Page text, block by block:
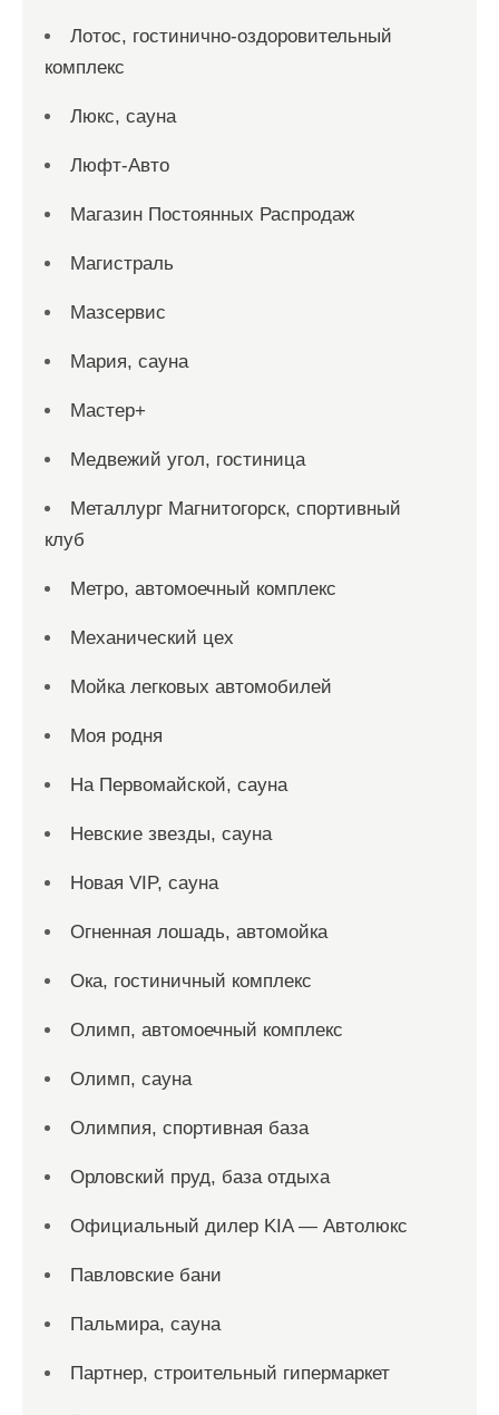
Лотос, гостинично-оздоровительный
комплекс
Люкс, сауна
Люфт-Авто
Магазин Постоянных Распродаж
Магистраль
Мазсервис
Мария, сауна
Мастер+
Медвежий угол, гостиница
Металлург Магнитогорск, спортивный
клуб
Метро, автомоечный комплекс
Механический цех
Мойка легковых автомобилей
Моя родня
На Первомайской, сауна
Невские звезды, сауна
Новая VIP, сауна
Огненная лошадь, автомойка
Ока, гостиничный комплекс
Олимп, автомоечный комплекс
Олимп, сауна
Олимпия, спортивная база
Орловский пруд, база отдыха
Официальный дилер KIA — Автолюкс
Павловские бани
Пальмира, сауна
Партнер, строительный гипермаркет